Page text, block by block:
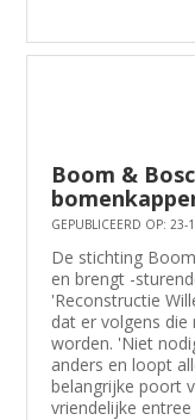
Boom &
GEPUBLICEERD OP: 23-
De stichting
en brengt -
'Reconstructie
dat er volgens
worden. 'Niet
anders en loopt
belangrijke poort
vriendelijke